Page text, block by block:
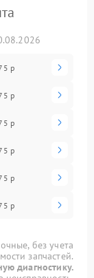
р
р
р
р
р
р
без учета
запчастей.
диагностику.